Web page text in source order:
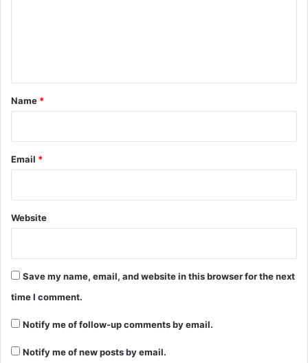
*
Name *
Email *
Website
Save my name, email, and website in this browser for the next
time I comment.
Notify me of follow-up comments by email.
Notify me of new posts by email.